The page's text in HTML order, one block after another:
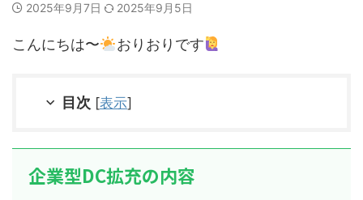
2025年9月7日 2025年9月5日
こんにちは〜 おりおりです
目次 [表示]
企業型DC拡充の内容